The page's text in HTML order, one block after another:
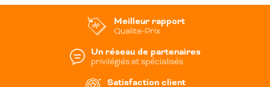
Meilleur rapport
Qualite-Prix
Un réseau de partenaires
privilégiés et spécialisés
Satisfaction client